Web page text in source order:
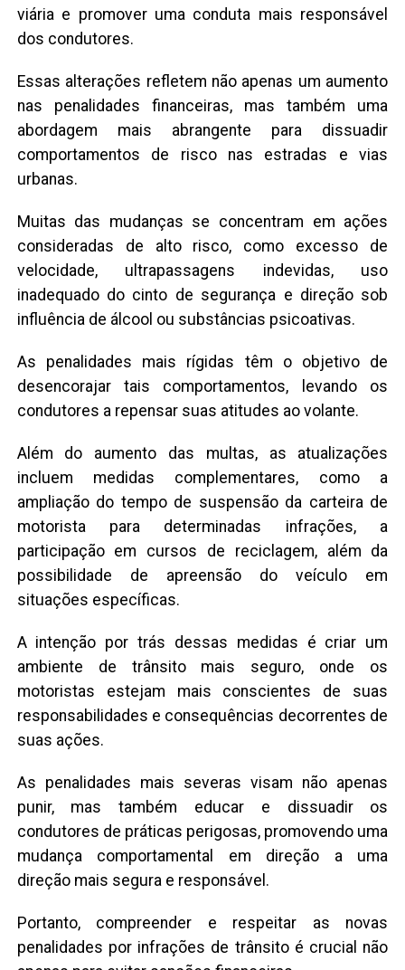
viária e promover uma conduta mais responsável
dos condutores.
Essas alterações refletem não apenas um aumento
nas penalidades financeiras, mas também uma
abordagem mais abrangente para dissuadir
comportamentos de risco nas estradas e vias
urbanas.
Muitas das mudanças se concentram em ações
consideradas de alto risco, como excesso de
velocidade, ultrapassagens indevidas, uso
inadequado do cinto de segurança e direção sob
influência de álcool ou substâncias psicoativas.
As penalidades mais rígidas têm o objetivo de
desencorajar tais comportamentos, levando os
condutores a repensar suas atitudes ao volante.
Além do aumento das multas, as atualizações
incluem medidas complementares, como a
ampliação do tempo de suspensão da carteira de
motorista para determinadas infrações, a
participação em cursos de reciclagem, além da
possibilidade de apreensão do veículo em
situações específicas.
A intenção por trás dessas medidas é criar um
ambiente de trânsito mais seguro, onde os
motoristas estejam mais conscientes de suas
responsabilidades e consequências decorrentes de
suas ações.
As penalidades mais severas visam não apenas
punir, mas também educar e dissuadir os
condutores de práticas perigosas, promovendo uma
mudança comportamental em direção a uma
direção mais segura e responsável.
Portanto, compreender e respeitar as novas
penalidades por infrações de trânsito é crucial não